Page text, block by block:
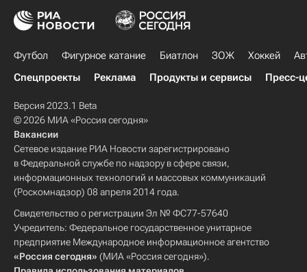
Футбол Фигурное катание Биатлон ЗОЖ Хоккей
Спецпроекты
Реклама Продукты и сервисы Пресс-
Версия 2023.1 Beta
© 2026 МИА «Россия сегодня»
Вакансии
Сетевое издание РИА Новости зарегистрировано
в Федеральной службе по надзору в сфере связи,
информационных технологий и массовых коммуникаций
(Роскомнадзор) 08 апреля 2014 года.
Свидетельство о регистрации Эл № ФС77-57640
Учредитель: Федеральное государственное унитарное
предприятие Международное информационное агентство
«Россия сегодня» (МИА «Россия сегодня»).